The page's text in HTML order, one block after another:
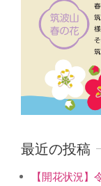
最近の投稿
【開花状況